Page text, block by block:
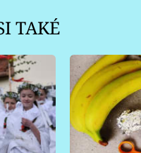
TAKÉ